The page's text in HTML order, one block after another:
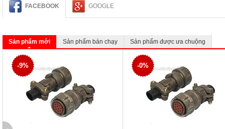
FACEBOOK GOOGLE
Sản phẩm mới Sản phẩm bán chạy Sản phẩm được ưa chuộng
-9% -0%